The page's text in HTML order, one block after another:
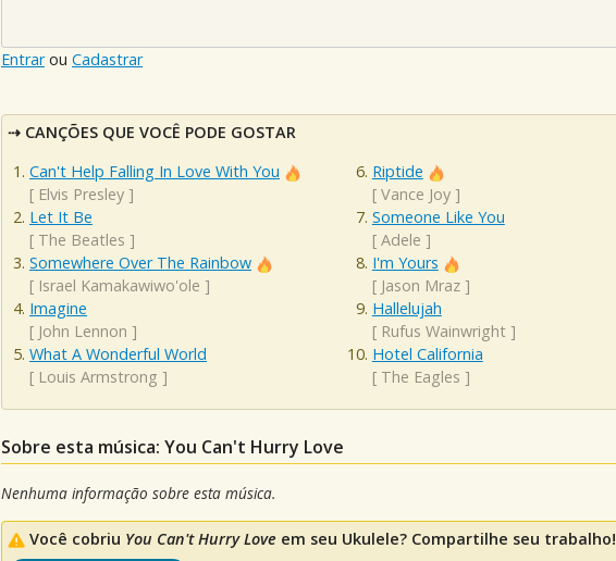
Entrarou Cadastrar
CANÇÕES QUE VOCÊ PODE GOSTAR
Can't Help Falling In Love With You
[ Elvis Presley ]
Let It Be
[ The Beatles ]
Somewhere Over The Rainbow
[ Israel Kamakawiwo'ole ]
Imagine
[ John Lennon ]
What A Wonderful World
[ Louis Armstrong ]
Riptide
[ Vance Joy]
Someone Like You
[ Adele ]
I'm Yours
[ Jason Mraz]
Hallelujah
[ Rufus Wainwright]
Hotel California
[ The Eagles ]
Sobre esta música: You Can't Hurry Love
Nenhuma informação sobre esta música.
Você cobriu You Can't Hurry Love em seu Ukulele? Compartilhe seu trabalho!